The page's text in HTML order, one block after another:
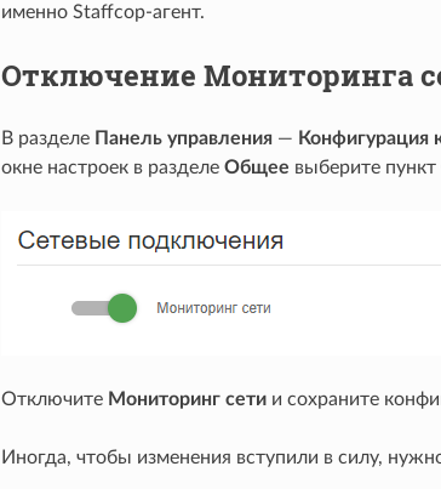
именно Staffcop-агент.
Отключение Мониторинга
В разделе Панель управления— Конфигурация
окне настроек в разделе Общее выберите пункт
Отключите Мониторинг сетии сохраните
Иногда, чтобы изменения вступили в силу,